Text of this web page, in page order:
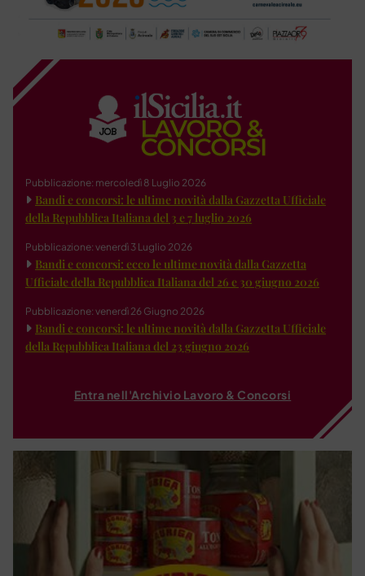
Pubblicazione: mercoledì 8 Luglio 2026
Bandi e concorsi: le ultime novità dalla Gazzetta Ufficiale
della Repubblica Italiana del 3 e 7 luglio 2026
Pubblicazione: venerdì 3 Luglio 2026
Bandi e concorsi: ecco le ultime novità dalla Gazzetta
Ufficiale della Repubblica Italiana del 26 e 30 giugno 2026
Pubblicazione: venerdì 26 Giugno 2026
Bandi e concorsi: le ultime novità dalla Gazzetta Ufficiale
della Repubblica Italiana del 23 giugno 2026
Entra nell'Archivio Lavoro & Concorsi